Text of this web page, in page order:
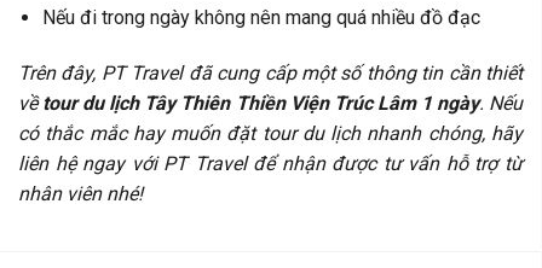
Nếu đi trong ngày không nên mang quá nhiều đồ đạc
Trên đây, PT Travel đã cung cấp một số thông tin cần thiết
vềtour du lịch Tây Thiên Thiền Viện Trúc Lâm 1 ngày. Nếu
có thắc mắc hay muốn đặt tour du lịch nhanh chóng, hãy
liên hệ ngay với PT Travel để nhận được tư vấn hỗ trợ từ
nhân viên nhé!